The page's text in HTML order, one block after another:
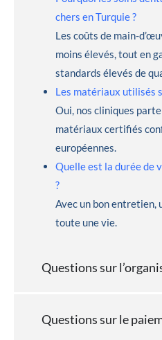
chers en Turquie ?
Les coûts de main-
moins élevés, tout en
standards élevés de
Les matériaux utilisés
Oui, nos cliniques
matériaux certifiés
européennes.
Quelle est la durée de
?
Avec un bon entretien,
toute une vie.
Questions sur
Questions sur le